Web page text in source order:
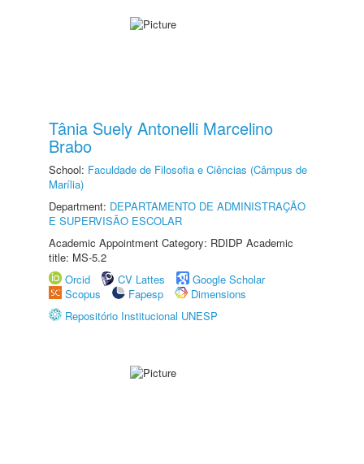
Tânia Suely Antonelli Marcelino
Brabo
School: Faculdade de Filosofia e Ciências (Câmpus de
Marília)
Department: DEPARTAMENTO DE ADMINISTRAÇÃO
E SUPERVISÃO ESCOLAR
Academic Appointment Category: RDIDP Academic
title: MS-5.2
Orcid
CV Lattes
Google Scholar
Scopus
Fapesp
Dimensions
Repositório Institucional UNESP